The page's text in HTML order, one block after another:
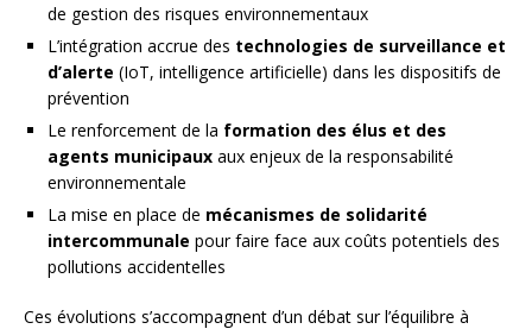
de gestion des risques environnementaux
L’intégration accrue des technologies de surveillance et
d’alerte (IoT, intelligence artificielle) dans les dispositifs de
prévention
Le renforcement de la formation des élus et des
agents municipaux aux enjeux de la responsabilité
environnementale
La mise en place de mécanismes de solidarité
intercommunale pour faire face aux coûts potentiels des
pollutions accidentelles
Ces évolutions s’accompagnent d’un débat sur l’équilibre à